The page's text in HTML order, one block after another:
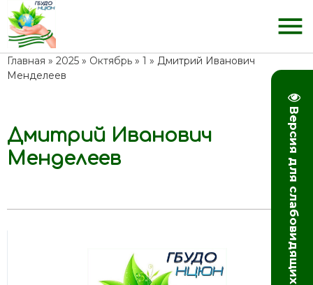
Версия для слабовидящих
menu
Главная » 2025 » Октябрь » 1 » Дмитрий Иванович
Менделеев
13:41
Дмитрий Иванович
Менделеев